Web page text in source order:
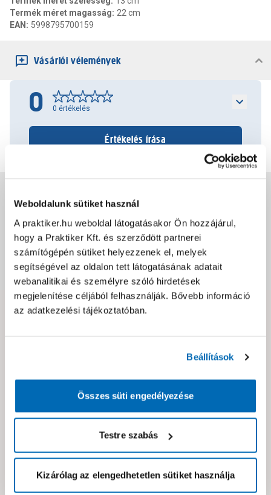
Weboldalunk sütiket használ
A praktiker.hu weboldal látogatásakor Ön hozzájárul,
hogy a Praktiker Kft. és szerződött partnerei
számítógépén sütiket helyezzenek el, melyek
segítségével az oldalon tett látogatásának adatait
webanalitikai és személyre szóló hirdetések
megjelenítése céljából felhasználják. Bővebb információ
az adatkezelési tájékoztatóban.
Beállítások
Összes süti engedélyezése
Testre szabás
Kizárólag az elengedhetetlen sütiket használja
Termék méret magasság: 22 cm
EAN : 5998795700159
Vásárlói vélemények
0 0 értékelés
Értékelés írása
Csomagolási és súly információk
Dokumentumok, felelős személy
Hibát találtál az oldalon vagy a termék leírásában?
Neked ajánljuk!